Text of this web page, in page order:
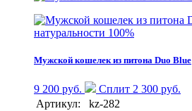
натуральности 100%
Мужской кошелек из питона Duo Blue
9 200 руб.
Сплит 2 300 руб.
Артикул:
kz-282